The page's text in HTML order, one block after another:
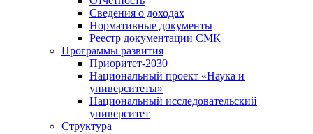
Сведения о доходах
Нормативные документы
Реестр документации СМК
Программы развития
Приоритет-2030
Национальный проект «Наука и
университеты»
Национальный исследовательский
университет
Структура